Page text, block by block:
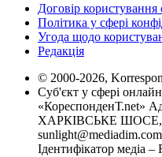
Договір користування
Політика у сфері
Угода щодо
Редакція
© 2000-2026,
Суб'єкт у сфері
«КореспонденТ.net»
ХАРКІВСЬКЕ ШОСЕ,
Ідентифікатор медіа –